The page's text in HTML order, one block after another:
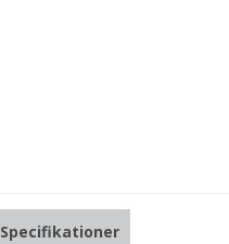
Specifikationer